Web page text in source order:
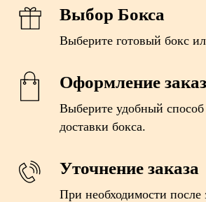
Выбор Бокса
Выберите готовый бокс
Оформление
Выберите удобный
доставки бокса.
Уточнение заказа
При необходимости после